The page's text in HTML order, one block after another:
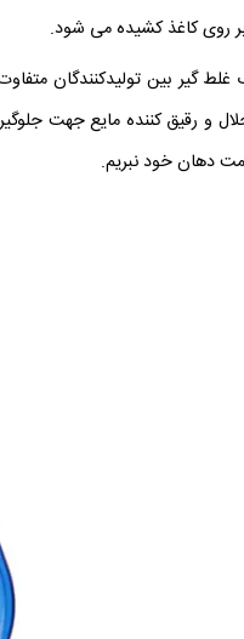
روی کاغذ کشیده می شود.
غلط گیر بین تولیدکنندگان
و رقیق کننده مایع جهت
دهان خود نبریم.